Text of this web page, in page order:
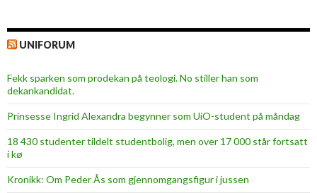
e
g
UNIFORUM
Fekk sparken som prodekan på teologi. No stiller han som
dekankandidat.
Prinsesse Ingrid Alexandra begynner som UiO-student på måndag
18 430 studenter tildelt studentbolig, men over 17 000 står fortsatt
i kø
Kronikk: Om Peder Ås som gjennomgangsfigur i jussen